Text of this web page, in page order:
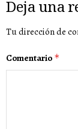
Deja una
Tu dirección de
Comentario *